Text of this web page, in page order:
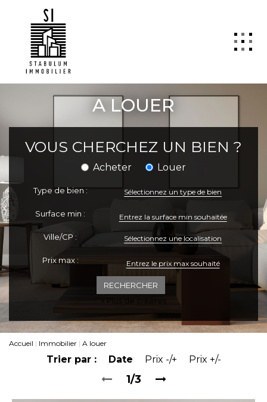
QUI SOMMES NOUS
LOCATION
GESTION
TRANSACTION
Estimation
SYNDIC
ActuCopro
CONTACT
ESPACE CLIENTS
A LOUER
VOUS CHERCHEZ UN BIEN ?
Acheter Louer
Type de bien : Sélectionnez un type de bien
Surface min :
Ville/CP : Sélectionnez une localisation
Prix max :
+ Plus de critères
Accueil Immobilier A louer
Trier par : Date Prix -/+ Prix +/-
1/3